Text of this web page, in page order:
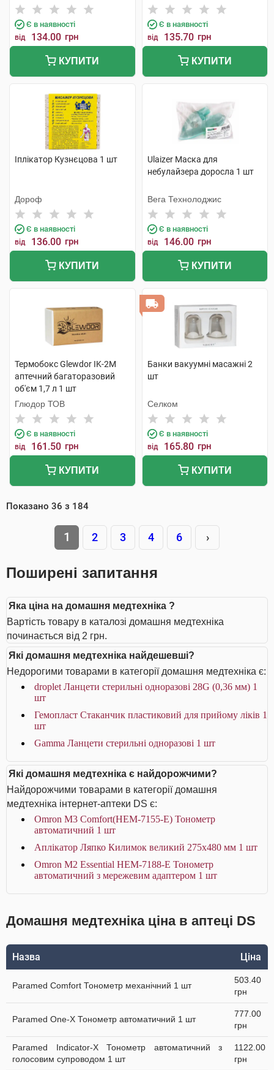
Є в наявності
від 134.00 грн
КУПИТИ
Є в наявності
від 135.70 грн
КУПИТИ
Іплікатор Кузнєцова 1 шт
Дороф
Є в наявності
від 136.00 грн
КУПИТИ
Ulaizer Маска для
небулайзера доросла 1 шт
Вега Технолоджис
Є в наявності
від 146.00 грн
КУПИТИ
Термобокс Glewdor IK-2M
аптечний багаторазовий
об'єм 1,7 л 1 шт
Глюдор ТОВ
Є в наявності
від 161.50 грн
КУПИТИ
Банки вакуумні масажні 2
шт
Селком
Є в наявності
від 165.80 грн
КУПИТИ
Показано 36 з 184
1 2 3 4 6 ›
Поширені запитання
Яка ціна на домашня медтехніка ?
Вартість товару в каталозі домашня медтехніка
починається від 2 грн.
Які домашня медтехніка найдешевші?
Недорогими товарами в категорії домашня медтехніка є:
droplet Ланцети стерильні одноразові 28G (0,36 мм) 1
шт
Гемопласт Стаканчик пластиковий для прийому ліків 1
шт
Gamma Ланцети стерильні одноразові 1 шт
Які домашня медтехніка є найдорожчими?
Найдорожчими товарами в категорії домашня
медтехніка інтернет-аптеки DS є:
Omron M3 Comfort(HEM-7155-Е) Тонометр
автоматичний 1 шт
Аплікатор Ляпко Килимок великий 275х480 мм 1 шт
Omron M2 Essential HEM-7188-E Тонометр
автоматичний з мережевим адаптером 1 шт
Домашня медтехніка ціна в аптеці DS
Назва Ціна
Paramed Comfort Тонометр механічний 1 шт
503.40
грн
Paramed One-X Тонометр автоматичний 1 шт
777.00
грн
Paramed Indicator-X Тонометр автоматичний з
голосовим супроводом 1 шт
1122.00
грн